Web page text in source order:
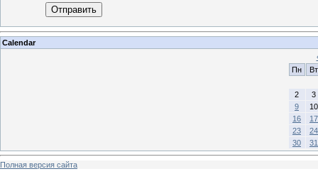
Отправить
Calendar
Пн
Вт
2
3
9
10
16
17
23
24
30
31
Полная версия сайта